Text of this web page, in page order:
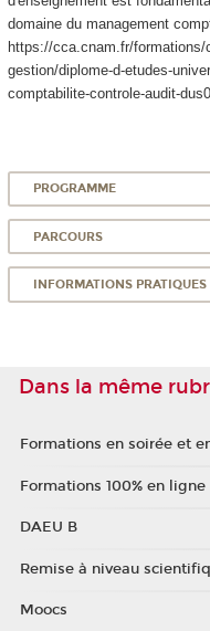
domaine du management
https://cca.cnam.fr/formations/
gestion/diplome-d-etudes-
comptabilite-controle-audit-
PROGRAMME
PARCOURS
INFORMATIONS PRATIQUES
Dans la même
Formations en soirée et
Formations 100% en ligne
DAEU B
Remise à niveau
Moocs